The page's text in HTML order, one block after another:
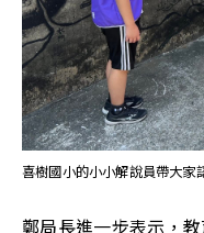
喜樹國小的小小解說員帶大家
鄭局長進一步表示，